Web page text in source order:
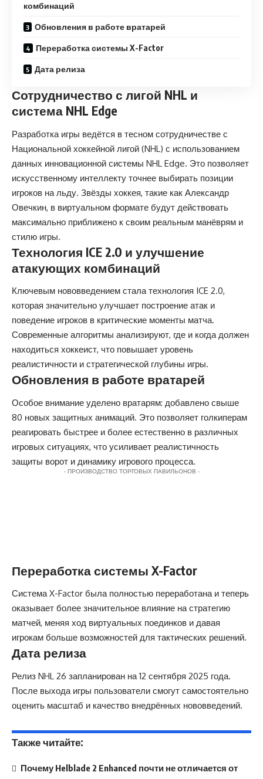
комбинаций
Обновления в работе вратарей
Переработка системы X-Factor
Дата релиза
Сотрудничество с лигой NHL и
система NHL Edge
Разработка игры ведётся в тесном сотрудничестве с
Национальной хоккейной лигой (NHL) с использованием
данных инновационной системы NHL Edge. Это позволяет
искусственному интеллекту точнее выбирать позиции
игроков на льду. Звёзды хоккея, такие как Александр
Овечкин, в виртуальном формате будут действовать
максимально приближено к своим реальным манёврям и
стилю игры.
Технология ICE 2.0 и улучшение
атакующих комбинаций
Ключевым нововведением стала технология ICE 2.0,
которая значительно улучшает построение атак и
поведение игроков в критические моменты матча.
Современные алгоритмы анализируют, где и когда должен
находиться хоккеист, что повышает уровень
реалистичности и стратегической глубины игры.
Обновления в работе вратарей
Особое внимание уделено вратарям: добавлено свыше
80 новых защитных анимаций. Это позволяет голкиперам
реагировать быстрее и более естественно в различных
игровых ситуациях, что усиливает реалистичность
защиты ворот и динамику игрового процесса.
- ПРОИЗВОДСТВО ТОРГОВЫХ ПАВИЛЬОНОВ -
Переработка системы X-Factor
Система X-Factor была полностью переработана и теперь
оказывает более значительное влияние на стратегию
матчей, меняя ход виртуальных поединков и давая
игрокам больше возможностей для тактических решений.
Дата релиза
Релиз NHL 26 запланирован на 12 сентября 2025 года.
После выхода игры пользователи смогут самостоятельно
оценить масштаб и качество внедрённых нововведений.
Также читайте:
Почему Helblade 2 Enhanced почти не отличается от